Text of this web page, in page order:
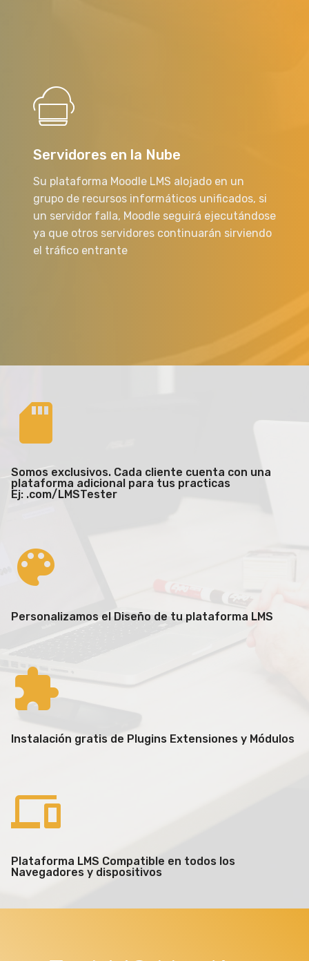
Servidores en la Nube
Su plataforma Moodle LMS alojado en un
grupo de recursos informáticos unificados, si
un servidor falla, Moodle seguirá ejecutándose
ya que otros servidores continuarán sirviendo
el tráfico entrante
Somos exclusivos. Cada cliente cuenta con una
plataforma adicional para tus practicas
Ej: .com/LMSTester
Personalizamos el Diseño de tu plataforma LMS
Instalación gratis de Plugins Extensiones y Módulos
Plataforma LMS Compatible en todos los
Navegadores y dispositivos